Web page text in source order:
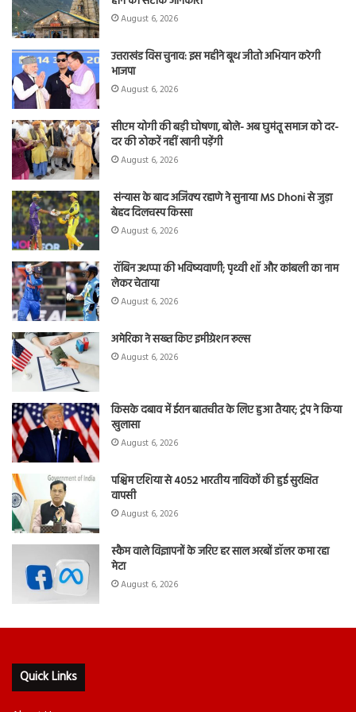
August 6, 2026
उत्तराखंड विस चुनाव: इस महीने बूथ जीतो अभियान करेगी
भाजपा
August 6, 2026
सीएम योगी की बड़ी घोषणा, बोले- अब घुमंतू समाज को दर-
दर की ठोकरें नहीं खानी पड़ेंगी
August 6, 2026
संन्यास के बाद अजिंक्‍य रहाणे ने सुनाया MS Dhoni से जुड़ा
बेहद दिलचस्प किस्सा
August 6, 2026
रॉबिन उथप्पा की भविष्यवाणी; पृथ्वी शॉ और कांबली का नाम
लेकर चेताया
August 6, 2026
अमेरिका ने सख्त किए इमीग्रेशन रूल्स
August 6, 2026
किसके दबाव में ईरान बातचीत के लिए हुआ तैयार; ट्रंप ने किया
खुलासा
August 6, 2026
पश्चिम एशिया से 4052 भारतीय नाविकों की हुई सुरक्षित
वापसी
August 6, 2026
स्कैम वाले विज्ञापनों के जरिए हर साल अरबों डॉलर कमा रहा
मेटा
August 6, 2026
Quick Links